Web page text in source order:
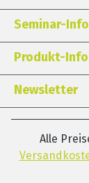
Seminar-
Produkt-
Newsletter
Alle